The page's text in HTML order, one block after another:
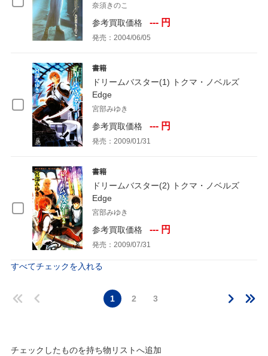
奈須きのこ
参考買取価格 --- 円
発売：2004/06/05
書籍
ドリームバスター(1) トクマ・ノベルズ
Edge
宮部みゆき
参考買取価格 --- 円
発売：2009/01/31
書籍
ドリームバスター(2) トクマ・ノベルズ
Edge
宮部みゆき
参考買取価格 --- 円
発売：2009/07/31
すべてチェックを入れる
1 2 3
チェックしたものを持ち物リストへ追加